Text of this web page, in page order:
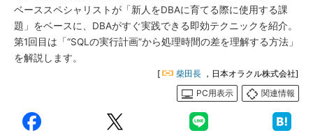
ベーススペシャリストが「新人をDBAに育てる際に使用する課
題」をベースに、DBAがすぐ実践できる即効テクニックを紹介。
第1回目は「“SQLの実行計画”から処理時間の差を理解する方法」
を解説します。
[ 柴田長 ，日本オラクル株式会社]
PC用表示
関連情報